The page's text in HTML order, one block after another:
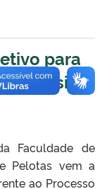
para
Cinesio II
Faculdade de
Pelotas vem a
ao Processo